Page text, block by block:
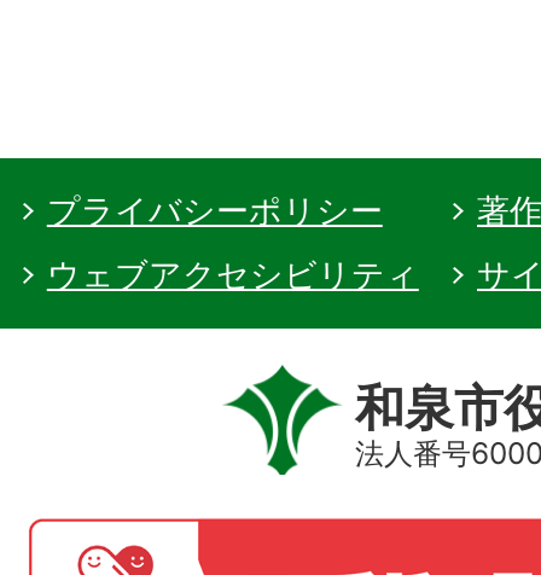
プライバシーポリシー
著
ウェブアクセシビリティ
サ
和泉市
法人番号